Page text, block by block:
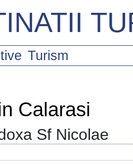
Turism
Calarasi
Sf Nicolae